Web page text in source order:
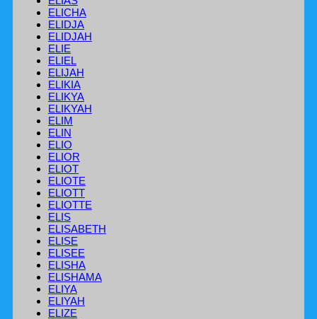
ELICHA
ELIDJA
ELIDJAH
ELIE
ELIEL
ELIJAH
ELIKIA
ELIKYA
ELIKYAH
ELIM
ELIN
ELIO
ELIOR
ELIOT
ELIOTE
ELIOTT
ELIOTTE
ELIS
ELISABETH
ELISE
ELISEE
ELISHA
ELISHAMA
ELIYA
ELIYAH
ELIZE